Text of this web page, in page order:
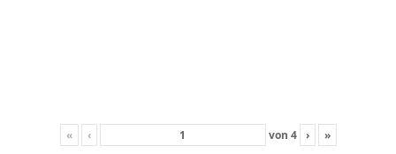
« ‹ von 4 › »